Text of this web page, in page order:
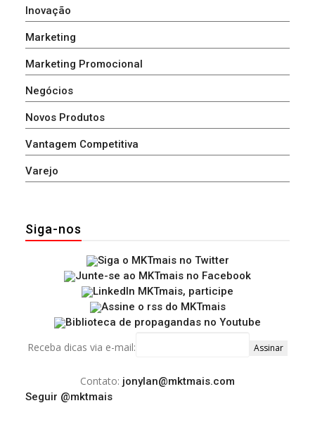
Inovação
Marketing
Marketing Promocional
Negócios
Novos Produtos
Vantagem Competitiva
Varejo
Siga-nos
Receba dicas via e-mail:
Contato: jonylan@mktmais.com
Seguir @mktmais